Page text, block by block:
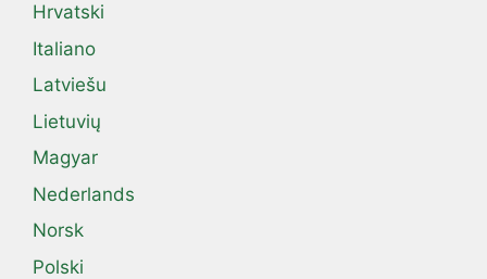
Hrvatski
Italiano
Latviešu
Lietuvių
Magyar
Nederlands
Norsk
Polski